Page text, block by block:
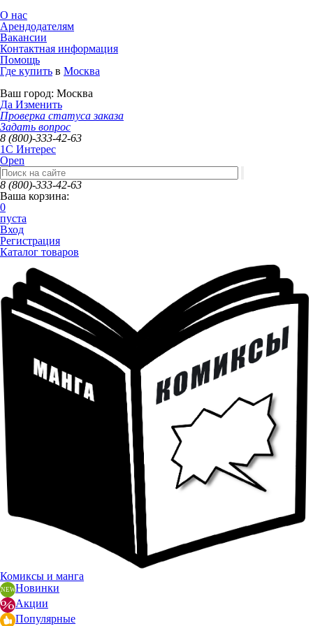
О нас
Арендодателям
Вакансии
Контактная информация
Помощь
Где купить в Москва
Ваш город: Москва
Да Изменить
Проверка статуса заказа
Задать вопрос
8 (800)-333-42-63
1C Интерес
Open
8 (800)-333-42-63
Ваша корзина:
0
пуста
Вход
Регистрация
Каталог товаров
Комиксы и манга
Новинки
Акции
Популярные